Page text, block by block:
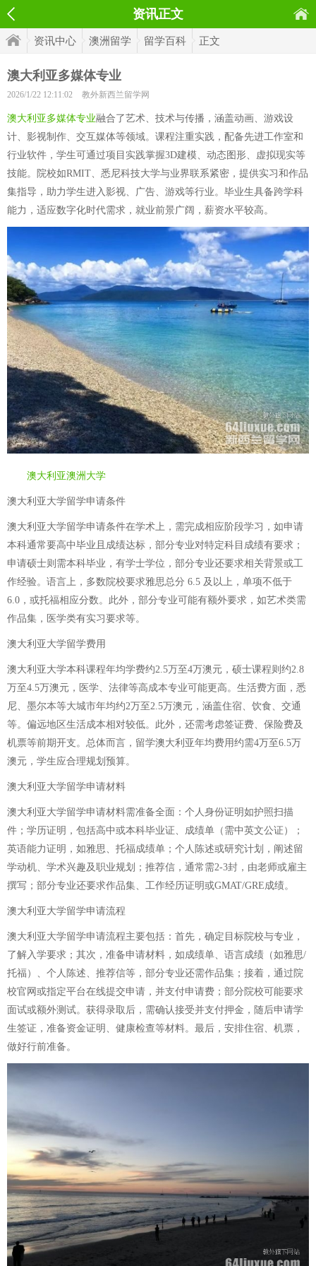
资讯正文
资讯中心 澳洲留学 留学百科 正文
澳大利亚多媒体专业
2026/1/22 12:11:02 教外新西兰留学网
澳大利亚多媒体专业融合了艺术、技术与传播，涵盖动画、游戏设
计、影视制作、交互媒体等领域。课程注重实践，配备先进工作室和
行业软件，学生可通过项目实践掌握3D建模、动态图形、虚拟现实等
技能。院校如RMIT、悉尼科技大学与业界联系紧密，提供实习和作品
集指导，助力学生进入影视、广告、游戏等行业。毕业生具备跨学科
能力，适应数字化时代需求，就业前景广阔，薪资水平较高。
澳大利亚澳洲大学
澳大利亚大学留学申请条件
澳大利亚大学留学申请条件在学术上，需完成相应阶段学习，如申请
本科通常要高中毕业且成绩达标，部分专业对特定科目成绩有要求；
申请硕士则需本科毕业，有学士学位，部分专业还要求相关背景或工
作经验。语言上，多数院校要求雅思总分 6.5 及以上，单项不低于
6.0，或托福相应分数。此外，部分专业可能有额外要求，如艺术类需
作品集，医学类有实习要求等。
澳大利亚大学留学费用
澳大利亚大学本科课程年均学费约2.5万至4万澳元，硕士课程则约2.8
万至4.5万澳元，医学、法律等高成本专业可能更高。生活费方面，悉
尼、墨尔本等大城市年均约2万至2.5万澳元，涵盖住宿、饮食、交通
等。偏远地区生活成本相对较低。此外，还需考虑签证费、保险费及
机票等前期开支。总体而言，留学澳大利亚年均费用约需4万至6.5万
澳元，学生应合理规划预算。
澳大利亚大学留学申请材料
澳大利亚大学留学申请材料需准备全面：个人身份证明如护照扫描
件；学历证明，包括高中或本科毕业证、成绩单（需中英文公证）；
英语能力证明，如雅思、托福成绩单；个人陈述或研究计划，阐述留
学动机、学术兴趣及职业规划；推荐信，通常需2-3封，由老师或雇主
撰写；部分专业还要求作品集、工作经历证明或GMAT/GRE成绩。
澳大利亚大学留学申请流程
澳大利亚大学留学申请流程主要包括：首先，确定目标院校与专业，
了解入学要求；其次，准备申请材料，如成绩单、语言成绩（如雅思/
托福）、个人陈述、推荐信等，部分专业还需作品集；接着，通过院
校官网或指定平台在线提交申请，并支付申请费；部分院校可能要求
面试或额外测试。获得录取后，需确认接受并支付押金，随后申请学
生签证，准备资金证明、健康检查等材料。最后，安排住宿、机票，
做好行前准备。